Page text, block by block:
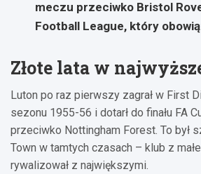
meczu przeciwko Bristol
Football League, który
Złote lata w
Luton po raz pierwszy zagrał w First
sezonu 1955-56 i dotarł do finału FA
przeciwko Nottingham Forest. To był
Town w tamtych czasach – klub z
rywalizował z największymi.